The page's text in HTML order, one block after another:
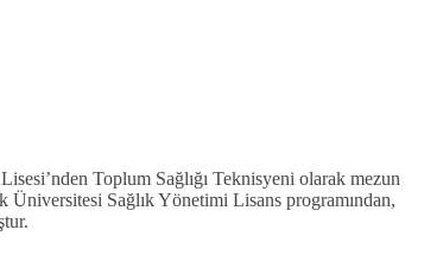
Toplum Sağlığı Teknisyeni olarak mezun
Sağlık Yönetimi Lisans programından,